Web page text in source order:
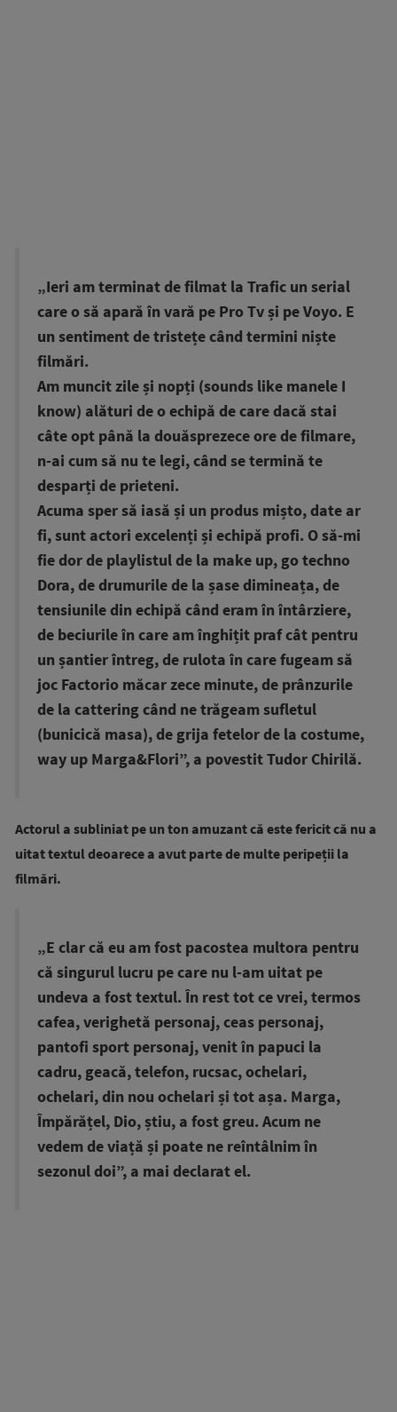
„Ieri am terminat de filmat la Trafic un serial
care o să apară în vară pe Pro Tv și pe Voyo. E
un sentiment de tristețe când termini niște
filmări.
Am muncit zile și nopți (sounds like manele I
know) alături de o echipă de care dacă stai
câte opt până la douăsprezece ore de filmare,
n-ai cum să nu te legi, când se termină te
desparți de prieteni.
Acuma sper să iasă și un produs mișto, date ar
fi, sunt actori excelenți și echipă profi. O să-mi
fie dor de playlistul de la make up, go techno
Dora, de drumurile de la șase dimineața, de
tensiunile din echipă când eram în întârziere,
de beciurile în care am înghițit praf cât pentru
un șantier întreg, de rulota în care fugeam să
joc Factorio măcar zece minute, de prânzurile
de la cattering când ne trăgeam sufletul
(bunicică masa), de grija fetelor de la costume,
way up Marga&Flori”, a povestit Tudor Chirilă.
Actorul a subliniat pe un ton amuzant că este fericit că nu a
uitat textul deoarece a avut parte de multe peripeții la
filmări.
„E clar că eu am fost pacostea multora pentru
că singurul lucru pe care nu l-am uitat pe
undeva a fost textul. În rest tot ce vrei, termos
cafea, verighetă personaj, ceas personaj,
pantofi sport personaj, venit în papuci la
cadru, geacă, telefon, rucsac, ochelari,
ochelari, din nou ochelari și tot așa. Marga,
Împărățel, Dio, știu, a fost greu. Acum ne
vedem de viață și poate ne reîntâlnim în
sezonul doi”, a mai declarat el.